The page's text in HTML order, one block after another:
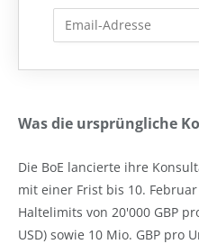
Was die ursprüngliche
Die BoE lancierte ihre
mit einer Frist bis 10.
Haltelimits von 20'000 GBP
USD) sowie 10 Mio. GBP pro